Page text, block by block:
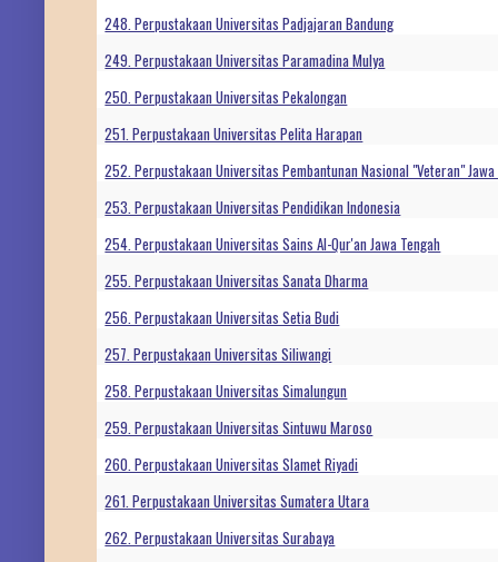
248. Perpustakaan Universitas Padjajaran Bandung
249. Perpustakaan Universitas Paramadina Mulya
250. Perpustakaan Universitas Pekalongan
251. Perpustakaan Universitas Pelita Harapan
252. Perpustakaan Universitas Pembantunan Nasional "Veteran"
253. Perpustakaan Universitas Pendidikan Indonesia
254. Perpustakaan Universitas Sains Al-Qur'an Jawa Tengah
255. Perpustakaan Universitas Sanata Dharma
256. Perpustakaan Universitas Setia Budi
257. Perpustakaan Universitas Siliwangi
258. Perpustakaan Universitas Simalungun
259. Perpustakaan Universitas Sintuwu Maroso
260. Perpustakaan Universitas Slamet Riyadi
261. Perpustakaan Universitas Sumatera Utara
262. Perpustakaan Universitas Surabaya